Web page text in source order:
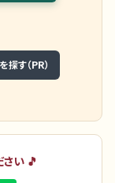
す（PR）
さい 🎵